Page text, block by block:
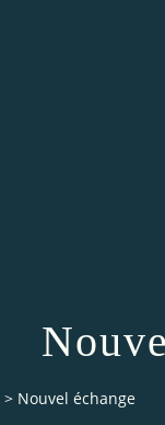
> Nouvel échange